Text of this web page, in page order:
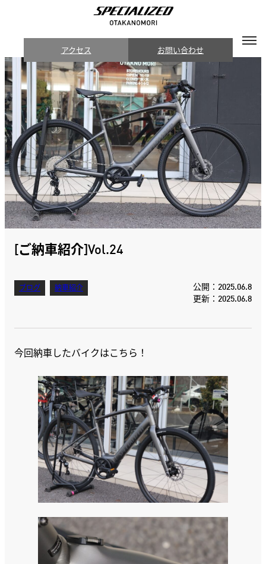
アクセス お問い合わせ
[ご納車紹介]Vol.24
ブログ 納車紹介
公開：2025.06.8
更新：2025.06.8
今回納車したバイクはこちら！